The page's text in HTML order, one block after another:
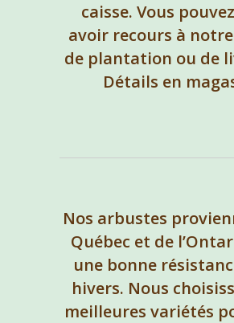
caisse. Vous
avoir recours à
de plantation ou de
Détails en
Nos arbustes
Québec et de
une bonne
hivers. Nous
meilleures variétés